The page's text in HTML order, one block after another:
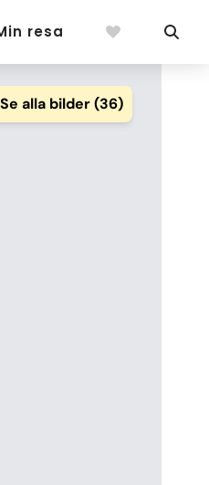
resa
Se alla bilder (36)